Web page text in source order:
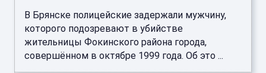
В Брянске полицейские задержали мужчину,
которого подозревают в убийстве
жительницы Фокинского района города,
совершённом в октябре 1999 года. Об это ...